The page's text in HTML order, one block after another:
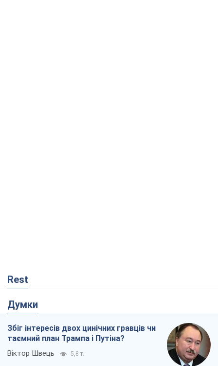
Rest
Думки
Збіг інтересів двох цинічних гравців чи
таємний план Трампа і Путіна?
Віктор Швець 5,8 т.